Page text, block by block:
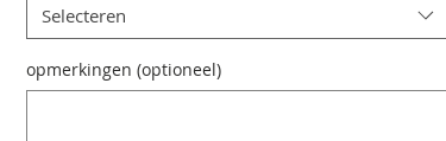
Selecteren
opmerkingen (optioneel)